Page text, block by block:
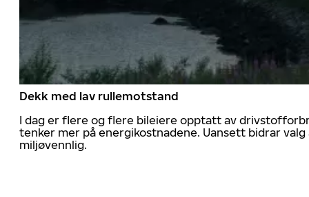
Dekk med lav rullemotstand
I dag er flere og flere bileiere opptatt av
tenker mer på energikostnadene. Uansett bidrar
miljøvennlig.